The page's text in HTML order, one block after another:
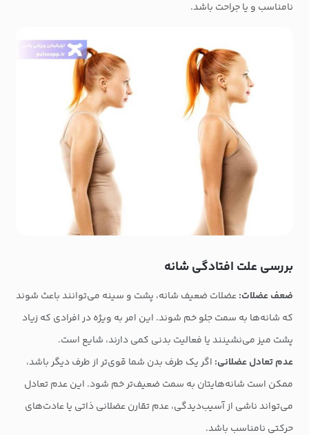
نامناسب و یا جراحت باشد.
بررسی علت افتادگی شانه
ضعف عضلات:عضلات ضعیف شانه، پشت و سینه می‌توانند باعث شوند
که شانه‌ها به سمت جلو خم شوند. این امر به ویژه در افرادی که زیاد
پشت میز می‌نشینند یا فعالیت بدنی کمی دارند، شایع است.
عدم تعادل عضلانی: اگر یک طرف بدن شما قوی‌تر از طرف دیگر باشد،
ممکن است شانه‌هایتان به سمت ضعیف‌تر خم شود. این عدم تعادل
می‌تواند ناشی از آسیب‌دیدگی، عدم تقارن عضلانی ذاتی یا عادت‌های
حرکتی نامناسب باشد.